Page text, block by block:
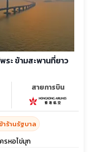
ระ ข้ามสะพานที่ยาว
สายการบิน
าร้านรัฐบาล
รหอไข่มุก